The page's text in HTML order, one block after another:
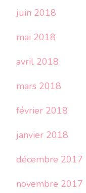
juin 2018
mai 2018
avril 2018
mars 2018
février 2018
janvier 2018
décembre 2017
novembre 2017